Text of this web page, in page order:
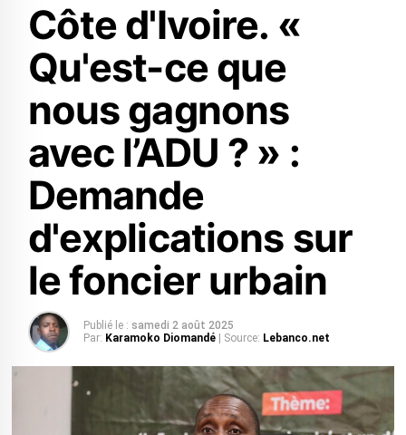
Côte d'Ivoire. «
Qu'est-ce que
nous gagnons
avec l’ADU ? » :
Demande
d'explications sur
le foncier urbain
Publié le : samedi 2 août 2025
Par: Karamoko Diomandé | Source: Lebanco.net